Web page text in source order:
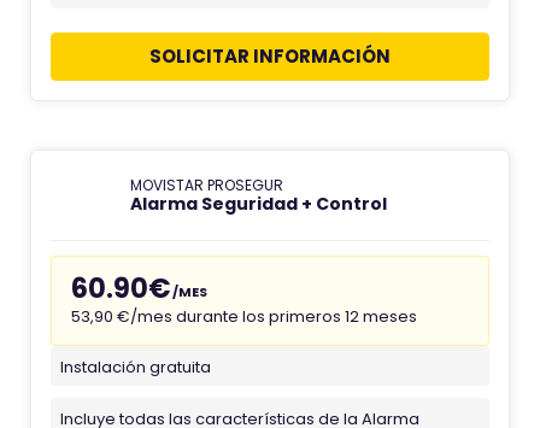
SOLICITAR INFORMACIÓN
MOVISTAR PROSEGUR
Alarma Seguridad + Control
60.90€/MES
53,90 €/mes durante los primeros 12 meses
Instalación gratuita
Incluye todas las características de la Alarma